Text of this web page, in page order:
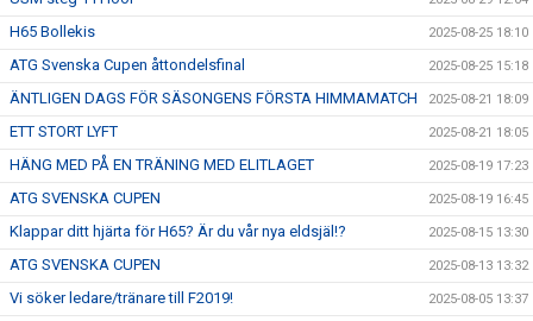
H65 Bollekis 2025-08-25 18:10
ATG Svenska Cupen åttondelsfinal 2025-08-25 15:18
ÄNTLIGEN DAGS FÖR SÄSONGENS FÖRSTA HIMMAMATCH 2025-08-21 18:09
ETT STORT LYFT 2025-08-21 18:05
HÄNG MED PÅ EN TRÄNING MED ELITLAGET 2025-08-19 17:23
ATG SVENSKA CUPEN 2025-08-19 16:45
Klappar ditt hjärta för H65? Är du vår nya eldsjäl!? 2025-08-15 13:30
ATG SVENSKA CUPEN 2025-08-13 13:32
Vi söker ledare/tränare till F2019! 2025-08-05 13:37